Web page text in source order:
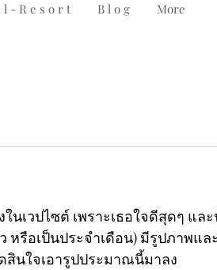
l - R e s o r t B l o g More
นเวปไซต์ เพราะเธอใจดีสุดๆ แล
หรือเป็นประจำเดือน) มีรูปภาพแล
สินใจเอารูปประมาณนี้มาลง